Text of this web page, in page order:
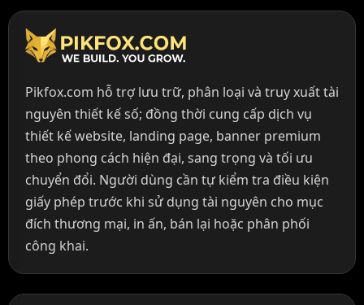
Pikfox.com hỗ trợ lưu trữ, phân loại và truy xuất tài
nguyên thiết kế số; đồng thời cung cấp dịch vụ
thiết kế website, landing page, banner premium
theo phong cách hiện đại, sang trọng và tối ưu
chuyển đổi. Người dùng cần tự kiểm tra điều kiện
giấy phép trước khi sử dụng tài nguyên cho mục
đích thương mại, in ấn, bán lại hoặc phân phối
công khai.